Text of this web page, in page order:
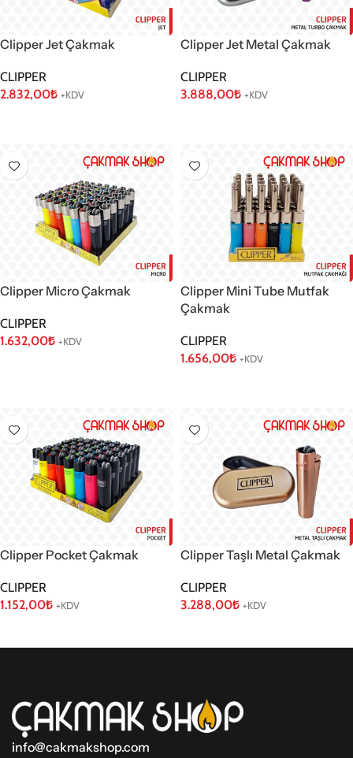
Clipper Jet Çakmak
CLIPPER
2.832,00₺ +KDV
Clipper Jet Metal Çakmak
CLIPPER
3.888,00₺ +KDV
Clipper Micro Çakmak
CLIPPER
1.632,00₺ +KDV
Clipper Mini Tube Mutfak
Çakmak
CLIPPER
1.656,00₺ +KDV
Clipper Pocket Çakmak
CLIPPER
1.152,00₺ +KDV
Clipper Taşlı Metal Çakmak
CLIPPER
3.288,00₺ +KDV
info@cakmakshop.com